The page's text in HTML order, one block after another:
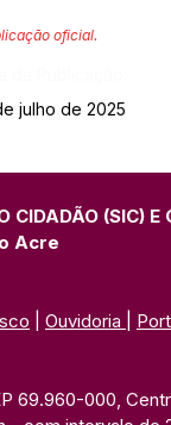
oficial.
julho de 2025
CIDADÃO (SIC) E
Acre
Ouvidoria
69.960-000,